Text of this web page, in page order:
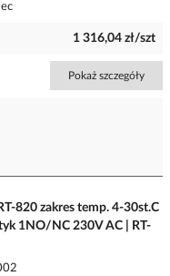
1 316,04 zł/szt
Pokaż szczegóły
820 zakres temp. 4-30st.C
1NO/NC 230V AC | RT-